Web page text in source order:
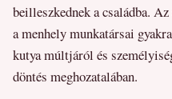
beilleszkednek a családba.
a menhely munkatársai
kutya múltjáról és
döntés meghozatalában.